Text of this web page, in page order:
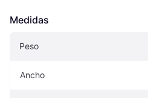
Medidas
Peso
Ancho